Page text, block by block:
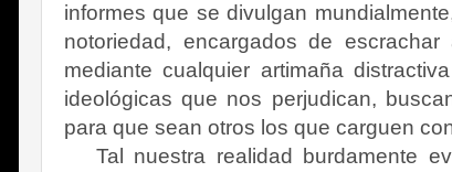
informes que se divulgan
notoriedad, encargados de
mediante cualquier artimaña
ideológicas que nos perjudican,
para que sean otros los que carguen
Tal nuestra realidad burdamente